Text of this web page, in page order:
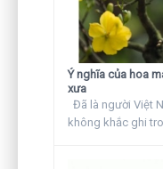
Ý nghĩa của hoa
xưa
Đã là người Việt
không khắc ghi